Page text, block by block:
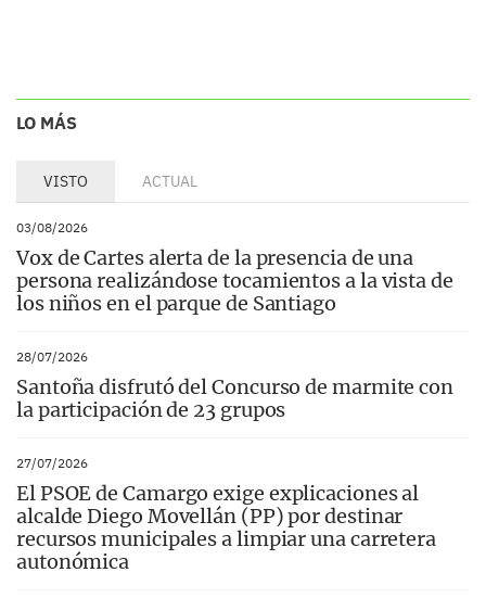
LO MÁS
VISTO ACTUAL
03/08/2026
Vox de Cartes alerta de la presencia de una
persona realizándose tocamientos a la vista de
los niños en el parque de Santiago
28/07/2026
Santoña disfrutó del Concurso de marmite con
la participación de 23 grupos
27/07/2026
El PSOE de Camargo exige explicaciones al
alcalde Diego Movellán (PP) por destinar
recursos municipales a limpiar una carretera
autonómica